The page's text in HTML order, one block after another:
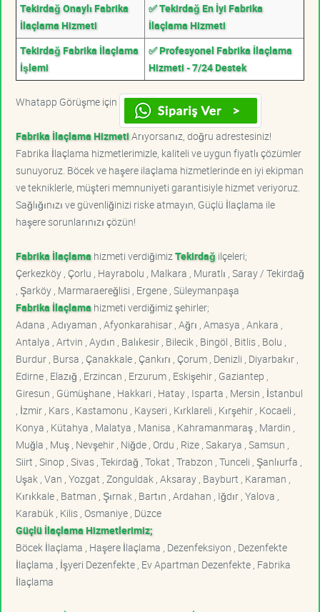
Tekirdağ Onaylı Fabrika
İlaçlama Hizmeti
✅ Tekirdağ En İyi Fabrika
İlaçlama Hizmeti
Tekirdağ Fabrika İlaçlama
İşlemi
✅ Profesyonel Fabrika İlaçlama
Hizmeti - 7/24 Destek
Whatapp Görüşme için
Fabrika İlaçlama HizmetiArıyorsanız, doğru adrestesiniz!
Fabrika İlaçlama hizmetlerimizle, kaliteli ve uygun fiyatlı çözümler
sunuyoruz. Böcek ve haşere ilaçlama hizmetlerinde en iyi ekipman
ve tekniklerle, müşteri memnuniyeti garantisiyle hizmet veriyoruz.
Sağlığınızı ve güvenliğinizi riske atmayın, Güçlü İlaçlama ile
haşere sorunlarınızı çözün!
Fabrika İlaçlama hizmeti verdiğimiz Tekirdağ ilçeleri;
Çerkezköy , Çorlu , Hayrabolu , Malkara , Muratlı , Saray / Tekirdağ
, Şarköy , Marmaraereğlisi , Ergene , Süleymanpaşa
Fabrika İlaçlama hizmeti verdiğimiz şehirler;
Adana , Adıyaman , Afyonkarahisar , Ağrı , Amasya , Ankara ,
Antalya , Artvin , Aydın , Balıkesir , Bilecik , Bingöl , Bitlis , Bolu ,
Burdur , Bursa , Çanakkale , Çankırı , Çorum , Denizli , Diyarbakır ,
Edirne , Elazığ , Erzincan , Erzurum , Eskişehir , Gaziantep ,
Giresun , Gümüşhane , Hakkari , Hatay , Isparta , Mersin , İstanbul
, İzmir , Kars , Kastamonu , Kayseri , Kırklareli , Kırşehir , Kocaeli ,
Konya , Kütahya , Malatya , Manisa , Kahramanmaraş , Mardin ,
Muğla , Muş , Nevşehir , Niğde , Ordu , Rize , Sakarya , Samsun ,
Siirt , Sinop , Sivas , Tekirdağ , Tokat , Trabzon , Tunceli , Şanlıurfa ,
Uşak , Van , Yozgat , Zonguldak , Aksaray , Bayburt , Karaman ,
Kırıkkale , Batman , Şırnak , Bartın , Ardahan , Iğdır , Yalova ,
Karabük , Kilis , Osmaniye , Düzce
Güçlü İlaçlama Hizmetlerimiz;
Böcek İlaçlama , Haşere İlaçlama , Dezenfeksiyon , Dezenfekte
İlaçlama , İşyeri Dezenfekte , Ev Apartman Dezenfekte , Fabrika
İlaçlama